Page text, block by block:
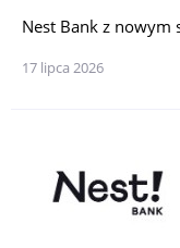
Nest Bank z nowym
17 lipca 2026